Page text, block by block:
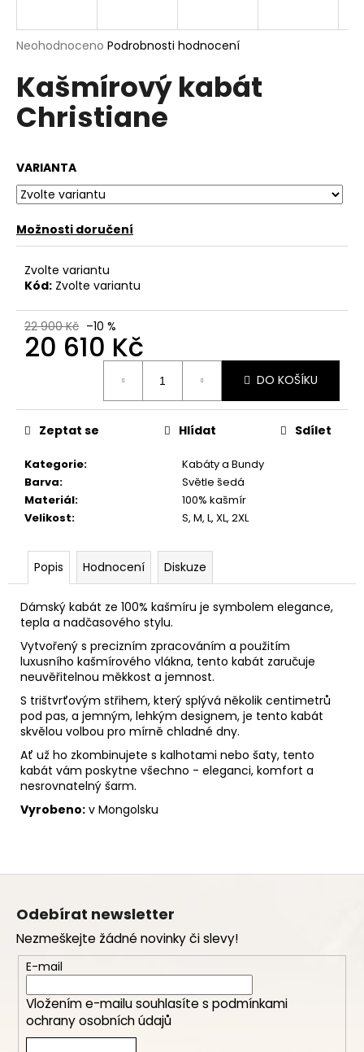
Průměrné
produktu
je
0,0
z
Neohodnoceno Podrobnosti hodnocení
Kašmírový kabát
Christiane
VARIANTA
Možnosti doručení
Zvolte variantu
Kód: Zvolte variantu
22 900 Kč –10 %
20 610 Kč
DO KOŠÍKU
Kategorie:
Kabáty a Bundy
Barva:
Světle šedá
Materiál:
100% kašmír
Velikost: S, M, L, XL, 2XL
Zeptat se Hlídat Sdílet
Popis Hodnocení Diskuze
Dámský kabát ze 100% kašmíru je symbolem elegance,
tepla a nadčasového stylu.
Vytvořený s precizním zpracováním a použitím
luxusního kašmírového vlákna, tento kabát zaručuje
neuvěřitelnou měkkost a jemnost.
S trištvrťovým střihem, který splývá několik centimetrů
pod pas, a jemným, lehkým designem, je tento kabát
skvělou volbou pro mírně chladné dny.
Ať už ho zkombinujete s kalhotami nebo šaty, tento
kabát vám poskytne všechno - eleganci, komfort a
nesrovnatelný šarm.
Vyrobeno: v Mongolsku
j
t
?
HLEDAT
o
p
o
u
e
m
e
Z
Odebírat newsletter
Nezmeškejte žádné novinky či slevy!
E-mail
Vložením e-mailu souhlasíte s podmínkami
ochrany osobních údajů